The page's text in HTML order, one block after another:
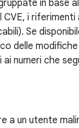
in base
i riferimenti
Se
delle modifiche
numeri che
a un utente